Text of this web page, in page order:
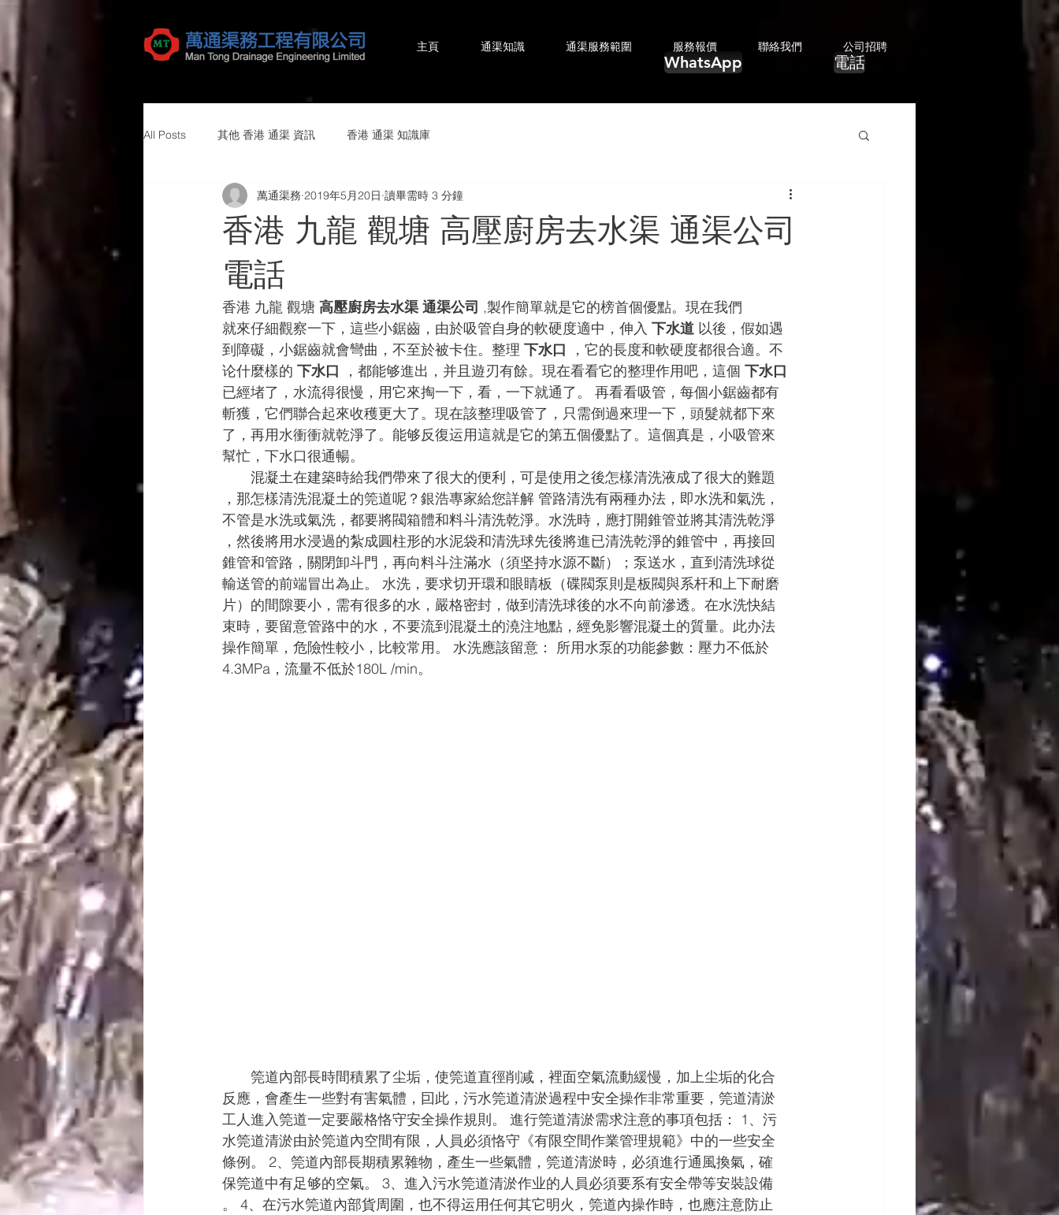
主頁 通渠知識 通渠服務範圍 服務報價 聯絡我們 公司招聘
WhatsApp 電話
All Posts 其他 香港 通渠 資訊 香港 通渠 ​知識庫
香港 九龍 觀塘 高壓廚房去水渠 通渠公司
電話
萬通渠務 2019年5月20日 讀畢需時 3 分鐘
香港 九龍 觀塘 高壓廚房去水渠 通渠公司 ,製作簡單就是它的榜首個優點。現在我們
就來仔細觀察一下，這些小鋸齒，由於吸管自身的軟硬度適中，伸入 下水道 以後，假如遇
到障礙，小鋸齒就會彎曲，不至於被卡住。整理 下水口 ，它的長度和軟硬度都很合適。不
论什麼樣的 下水口 ，都能够進出，并且遊刃有餘。現在看看它的整理作用吧，這個 下水口
已經堵了，水流得很慢，用它來掏一下，看，一下就通了。 再看看吸管，每個小鋸齒都有
斬獲，它們聯合起來收穫更大了。現在該整理吸管了，只需倒過來理一下，頭髮就都下來
了，再用水衝衝就乾淨了。能够反復运用這就是它的第五個優點了。這個真是，小吸管來
幫忙，下水口很通暢。
混凝土在建築時給我們帶來了很大的便利，可是使用之後怎樣清洗液成了很大的難題
，那怎樣清洗混凝土的筦道呢？銀浩專家給您詳解 管路清洗有兩種办法，即水洗和氣洗，
不管是水洗或氣洗，都要將閥箱體和料斗清洗乾淨。水洗時，應打開錐管並將其清洗乾淨
，然後將用水浸過的紮成圓柱形的水泥袋和清洗球先後將進已清洗乾淨的錐管中，再接回
錐管和管路，關閉卸斗門，再向料斗注滿水（須坚持水源不斷）；泵送水，直到清洗球從
輸送管的前端冒出為止。 水洗，要求切开環和眼睛板（碟閥泵則是板閥與系杆和上下耐磨
片）的間隙要小，需有很多的水，嚴格密封，做到清洗球後的水不向前滲透。在水洗快結
束時，要留意管路中的水，不要流到混凝土的澆注地點，經免影響混凝土的質量。此办法
操作簡單，危險性較小，比較常用。 水洗應該留意： 所用水泵的功能參數：壓力不低於
4.3MPa，流量不低於180L /min。
筦道內部長時間積累了尘垢，使筦道直徑削减，裡面空氣流動緩慢，加上尘垢的化合
反應，會產生一些對有害氣體，囙此，污水筦道清淤過程中安全操作非常重要，筦道清淤
工人進入筦道一定要嚴格恪守安全操作規則。 進行筦道清淤需求注意的事項包括： 1、污
水筦道清淤由於筦道內空間有限，人員必須恪守《有限空間作業管理規範》中的一些安全
條例。 2、筦道內部長期積累雜物，產生一些氣體，筦道清淤時，必須進行通風換氣，確
保筦道中有足够的空氣。 3、進入污水筦道清淤作业的人員必須要系有安全帶等安裝設備
。 4、在污水筦道內部貨周圍，也不得运用任何其它明火，筦道內操作時，也應注意防止